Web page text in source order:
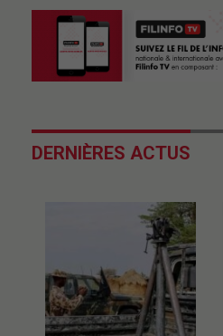
DERNIÈRES ACTUS